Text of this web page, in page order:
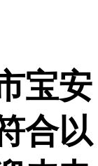
宝安
合以